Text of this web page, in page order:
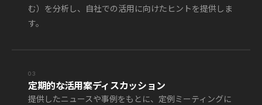
む）を分析し、自社での活用に向けたヒントを提供しま
す。
03
定期的な活用案ディスカッション
提供したニュースや事例をもとに、定例ミーティングに